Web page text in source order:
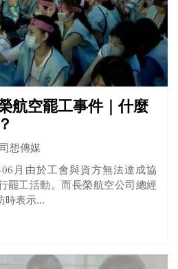
航空罷工事件｜什麼
想傳媒
月由於工會與資方無法達成協
罷工活動。而長榮航空公司總經
時表示...